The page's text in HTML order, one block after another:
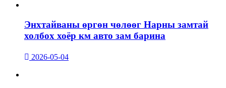
Энхтайваны өргөн чөлөөг Нарны замтай
холбох хоёр км авто зам барина
2026-05-04